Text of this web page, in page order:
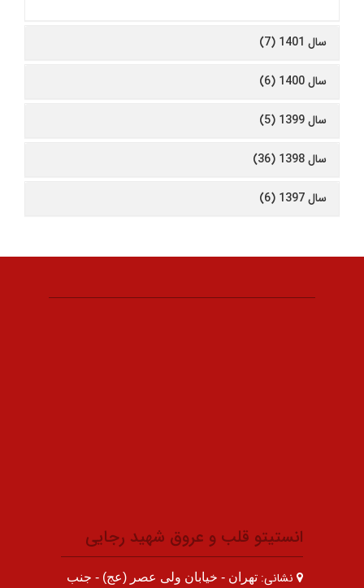
سال 1401 (7)
سال 1400 (6)
سال 1399 (5)
سال 1398 (36)
سال 1397 (6)
انستیتو قلب و عروق شهید رجایی
نشانی: تهران - خیابان ولی عصر (عج) - جنب